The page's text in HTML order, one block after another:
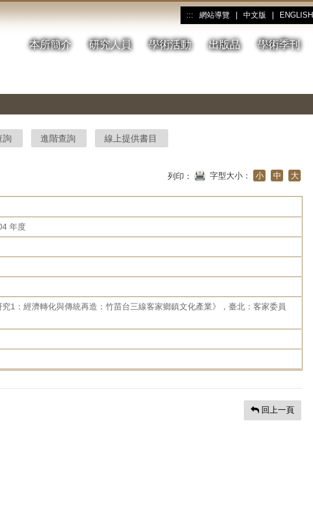
::: 網站導覽 中文版 ENGLISH
本所簡介 研究人員 學術活動 出版品 學術季刊
詢 進階查詢 線上提供書目
列印： 字型大小： 小 中 大
年度
究1：經濟轉化與傳統再造：竹苗台三線客家鄉鎮文化產業》，臺北：客家委員
回上一頁